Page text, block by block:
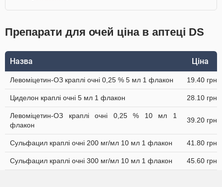
Препарати для очей ціна в аптеці DS
Назва Ціна
Левоміцетин-ОЗ краплі очні 0,25 % 5 мл 1 флакон 19.40 грн
Циделон краплі очні 5 мл 1 флакон 28.10 грн
Левоміцетин-ОЗ краплі очні 0,25 % 10 мл 1
флакон
39.20 грн
Сульфацил краплі очні 200 мг/мл 10 мл 1 флакон 41.80 грн
Сульфацил краплі очні 300 мг/мл 10 мл 1 флакон 45.60 грн